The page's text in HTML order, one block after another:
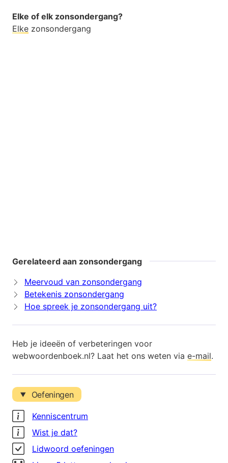
Elke of elk zonsondergang?
Elke zonsondergang
Gerelateerd aan zonsondergang
Meervoud van zonsondergang
Betekenis zonsondergang
Hoe spreek je zonsondergang uit?
Heb je ideeën of verbeteringen voor
webwoordenboek.nl? Laat het ons weten via e-mail.
Oefeningen
Kenniscentrum
Wist je dat?
Lidwoord oefeningen